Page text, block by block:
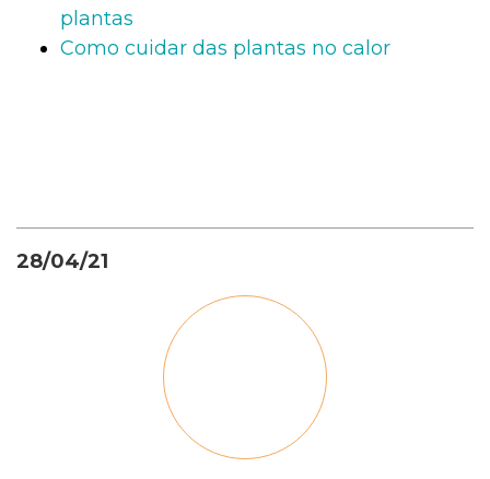
plantas
Como cuidar das plantas no calor
28/04/21